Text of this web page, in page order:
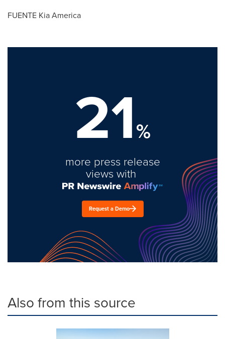
FUENTE Kia America
21%
more press release
views with
Request a Demo
Also from this source